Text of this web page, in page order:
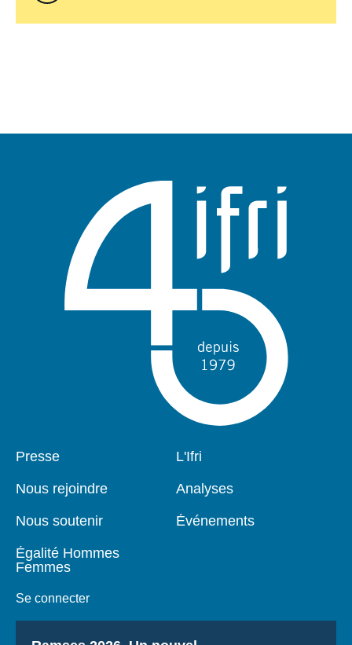
Pied
Presse
Nous rejoindre
Nous soutenir
Égalité Hommes
Femmes
Se connecter
Navigation
L'Ifri
Analyses
Événements